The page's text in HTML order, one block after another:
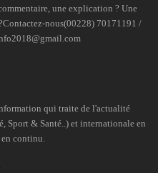
une explication ? Une
nous(00228) 70171191 /
qui traite de l'actualité
Sport & Santé..) et internationale en
en continu.